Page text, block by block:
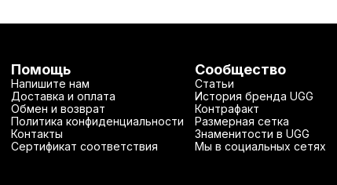
Помощь
Напишите нам
Доставка и оплата
Обмен и возврат
Политика конфиденциальности
Контакты
Сертификат соответствия
Сообщество
Статьи
История бренда UGG
Контрафакт
Размерная сетка
Знаменитости в UGG
Мы в социальных сетях